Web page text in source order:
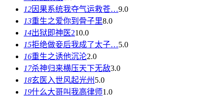
12因果系统我夺气运救苍…9.0
13重生之爱你到骨子里8.0
14出狱即神医210.0
15拒绝做妾后我成了太子…5.0
16重生之诱他沉沦2.0
17杀神归来横压天下无敌3.0
18玄医入世风起光州 5.0
19什么大哥叫我高律师1.0